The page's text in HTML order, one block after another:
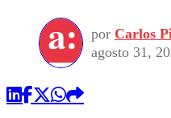
por Carlos
agosto 31,